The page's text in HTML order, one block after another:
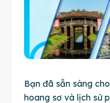
Bạn đã sẵn sàng
hoang sơ và lịch sử